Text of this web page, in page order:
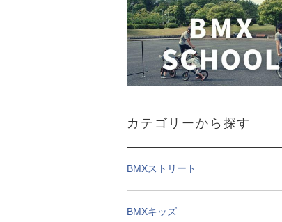
カテゴリーから探す
BMXストリート
BMXキッズ